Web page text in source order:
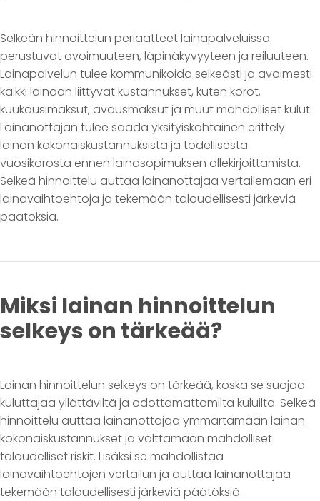
Selkeän hinnoittelun periaatteet lainapalveluissa
perustuvat avoimuuteen, läpinäkyvyyteen ja reiluuteen.
Lainapalvelun tulee kommunikoida selkeästi ja avoimesti
kaikki lainaan liittyvät kustannukset, kuten korot,
kuukausimaksut, avausmaksut ja muut mahdolliset kulut.
Lainanottajan tulee saada yksityiskohtainen erittely
lainan kokonaiskustannuksista ja todellisesta
vuosikorosta ennen lainasopimuksen allekirjoittamista.
Selkeä hinnoittelu auttaa lainanottajaa vertailemaan eri
lainavaihtoehtoja ja tekemään taloudellisesti järkeviä
päätöksiä.
Miksi lainan hinnoittelun
selkeys on tärkeää?
Lainan hinnoittelun selkeys on tärkeää, koska se suojaa
kuluttajaa yllättäviltä ja odottamattomilta kuluilta. Selkeä
hinnoittelu auttaa lainanottajaa ymmärtämään lainan
kokonaiskustannukset ja välttämään mahdolliset
taloudelliset riskit. Lisäksi se mahdollistaa
lainavaihtoehtojen vertailun ja auttaa lainanottajaa
tekemään taloudellisesti järkeviä päätöksiä.